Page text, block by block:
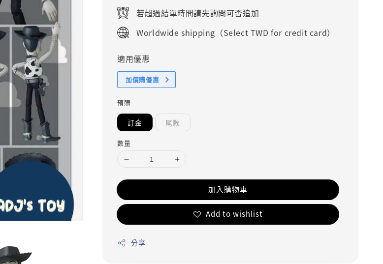
若超過結單時間請先詢問可否追加
Worldwide shipping（Select TWD for credit card）
適用優惠
加價購優惠
預購
訂金 尾款
數量
加入購物車
Add to wishlist
分享